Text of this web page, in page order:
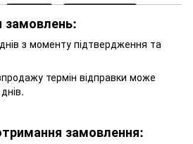
замовлень:
з моменту підтвердження та
термін відправки може
замовлення: